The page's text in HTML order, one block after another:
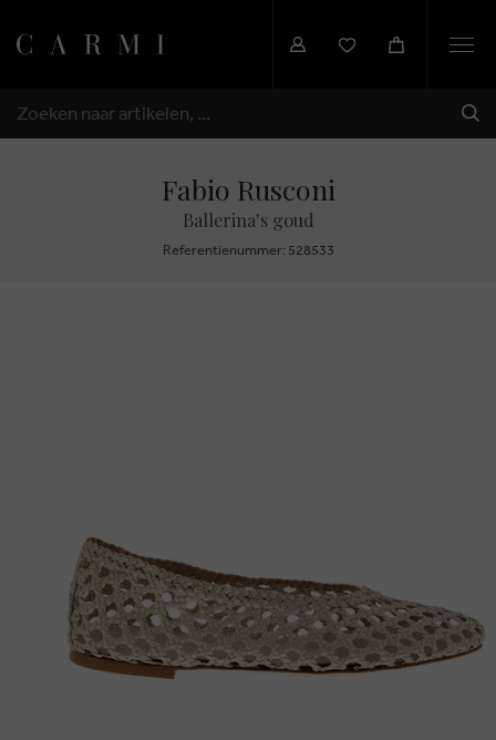
ZOEKEN
Fabio Rusconi
Ballerina's goud
Referentienummer: 528533